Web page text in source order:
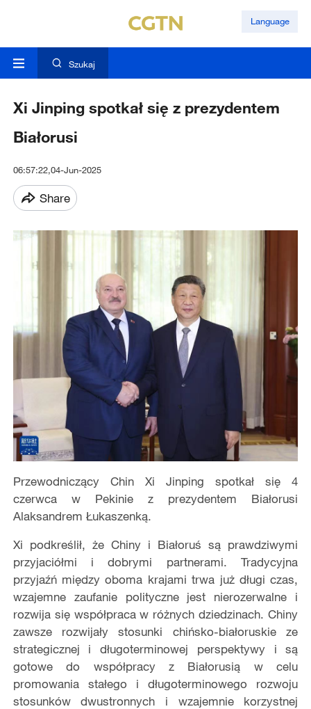
Language
Szukaj
Xi Jinping spotkał się z prezydentem
Białorusi
06:57:22,04-Jun-2025
Share
Przewodniczący Chin Xi Jinping spotkał się 4
czerwca w Pekinie z prezydentem Białorusi
Alaksandrem Łukaszenką.
Xi podkreślił, że Chiny i Białoruś są prawdziwymi
przyjaciółmi i dobrymi partnerami. Tradycyjna
przyjaźń między oboma krajami trwa już długi czas,
wzajemne zaufanie polityczne jest nierozerwalne i
rozwija się współpraca w różnych dziedzinach. Chiny
zawsze rozwijały stosunki chińsko-białoruskie ze
strategicznej i długoterminowej perspektywy i są
gotowe do współpracy z Białorusią w celu
promowania stałego i długoterminowego rozwoju
stosunków dwustronnych i wzajemnie korzystnej